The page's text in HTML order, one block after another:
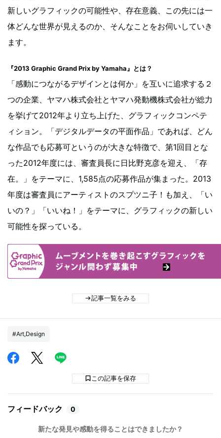
新しいグラフィックの可能性や、存在意義、この先には一
体どんな世界が見えるのか、そんなことをお伺いしていき
ます。
『2013 Graphic Grand Prix by Yamaha』とは？
「感動につながるデザインとは何か」を互いに追求する２
つの企業、ヤマハ株式会社とヤマハ発動機株式会社が総力
を挙げて2012年より立ち上げた、グラフィックコンペテ
ィション。「デジタルデータの平面作品」であれば、どん
な作品でも応募可というのが大きな特徴で、第1回目とな
った2012年度には、審査員長に日比野克彦を迎え、「存
在。」をテーマに、1,585点の応募作品が集まった。2013
年度は審査員にアーティストのスプツニ子！も加え、「い
いの？」「いいね！」をテーマに、グラフィックの新しい
可能性を探っている。
記事一覧をみる
#Art,Design
この記事を保存
フィードバック 0
新たな発見や感動を得ることはできましたか？